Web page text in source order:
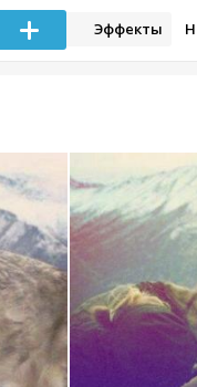
Эффекты